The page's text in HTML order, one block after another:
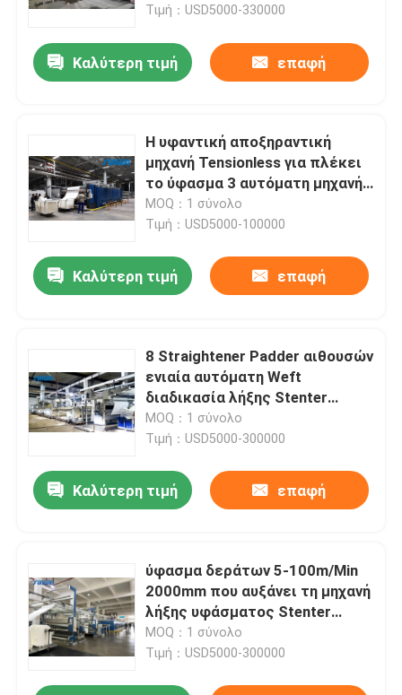
Τιμή：USD5000-330000
Καλύτερη τιμή επαφή
Η υφαντική αποξηραντική
μηχανή Tensionless για πλέκει
το ύφασμα 3 αυτόματη μηχανή
επιθεώρησης υφάσματος
περασμάτων
MOQ：1 σύνολο
Τιμή：USD5000-100000
Καλύτερη τιμή επαφή
8 Straightener Padder αιθουσών
ενιαία αυτόματη Weft
διαδικασία λήξης Stenter
μηχανών
MOQ：1 σύνολο
Τιμή：USD5000-300000
Καλύτερη τιμή επαφή
ύφασμα δεράτων 5-100m/Min
2000mm που αυξάνει τη μηχανή
λήξης υφάσματος Stenter
μηχανών
MOQ：1 σύνολο
Τιμή：USD5000-300000